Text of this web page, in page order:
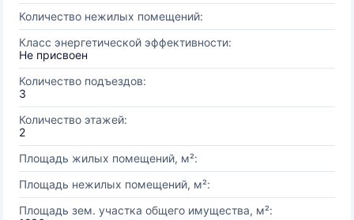
Количество нежилых помещений:
Класс энергетической эффективности:
Не присвоен
Количество подъездов:
3
Количество этажей:
2
Площадь жилых помещений, м²:
Площадь нежилых помещений, м²:
Площадь зем. участка общего имущества, м²: